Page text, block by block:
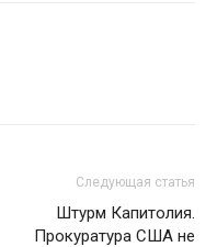
Следующая статья
Штурм Капитолия.
Прокуратура США не